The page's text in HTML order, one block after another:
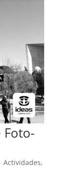
Foto-
Actividades,